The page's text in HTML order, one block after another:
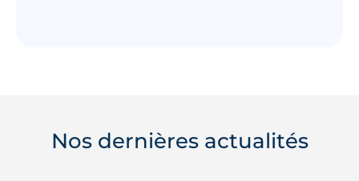
Nos dernières actualités